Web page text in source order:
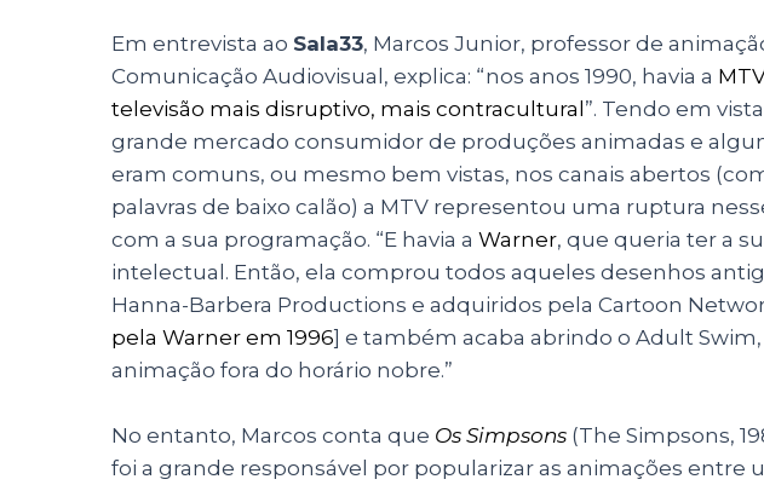
Em entrevista ao Sala33, Marcos Junior, professor de
Comunicação Audiovisual, explica: “nos anos 1990, havia a
televisão mais disruptivo, mais contracultural”. Tendo em
grande mercado consumidor de produções animadas e
eram comuns, ou mesmo bem vistas, nos canais abertos
palavras de baixo calão) a MTV representou uma ruptura
com a sua programação. “E havia a Warner, que queria ter a
intelectual. Então, ela comprou todos aqueles desenhos
Hanna-Barbera Productions e adquiridos pela Cartoon
pela Warner em 1996] e também acaba abrindo o Adult
animação fora do horário nobre.”
No entanto, Marcos conta que Os Simpsons (The Simpsons,
foi a grande responsável por popularizar as animações entre